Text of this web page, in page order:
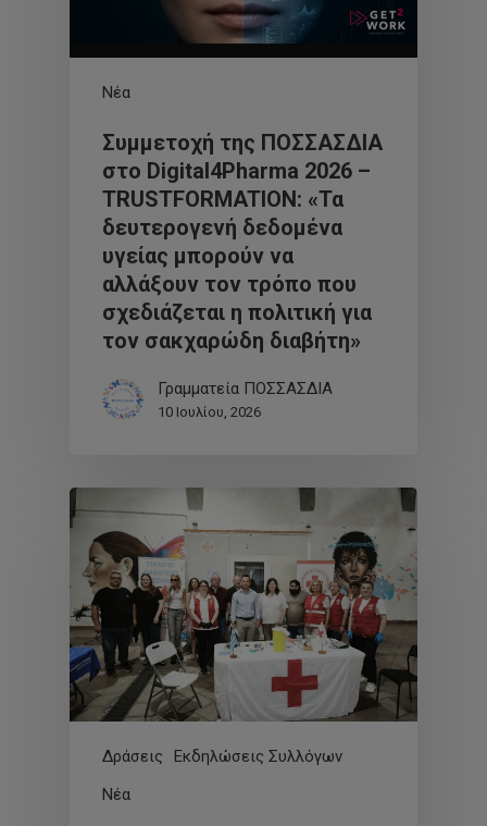
Νέα
Συμμετοχή της ΠΟΣΣΑΣΔΙΑ
στο Digital4Pharma 2026 –
TRUSTFORMATION: «Τα
δευτερογενή δεδομένα
υγείας μπορούν να
αλλάξουν τον τρόπο που
σχεδιάζεται η πολιτική για
τον σακχαρώδη διαβήτη»
Γραμματεία ΠΟΣΣΑΣΔΙΑ
10 Ιουλίου, 2026
Δράσεις
Εκδηλώσεις Συλλόγων
Νέα